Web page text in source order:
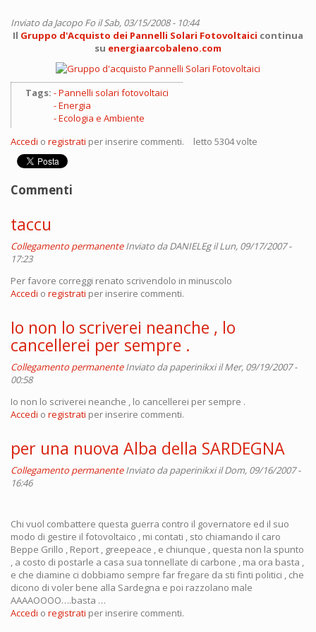
Inviato daJacopo Fo il Sab, 03/15/2008 - 10:44
Il Gruppo d'Acquisto dei Pannelli Solari Fotovoltaici continua
su energiaarcobaleno.com
Tags:
Pannelli solari fotovoltaici
Energia
Ecologia e Ambiente
Accedi o registrati per inserire commenti. letto 5304 volte
Commenti
taccu
Collegamento permanente Inviato daDANIELEgil Lun, 09/17/2007 -
17:23
Per favore correggi renato scrivendolo in minuscolo
Accedi o registrati per inserire commenti.
Io non lo scriverei neanche , lo
cancellerei per sempre .
Collegamento permanente Inviato dapaperinikxiil Mer, 09/19/2007 -
00:58
Io non lo scriverei neanche , lo cancellerei per sempre .
Accedi o registrati per inserire commenti.
per una nuova Alba della SARDEGNA
Collegamento permanente Inviato dapaperinikxiil Dom, 09/16/2007 -
16:46
Chi vuol combattere questa guerra contro il governatore ed il suo
modo di gestire il fotovoltaico , mi contati , sto chiamando il caro
Beppe Grillo , Report , greepeace , e chiunque , questa non la spunto
, a costo di postarle a casa sua tonnellate di carbone , ma ora basta ,
e che diamine ci dobbiamo sempre far fregare da sti finti politici , che
dicono di voler bene alla Sardegna e poi razzolano male
AAAAOOOO….basta …
Accedi o registrati per inserire commenti.